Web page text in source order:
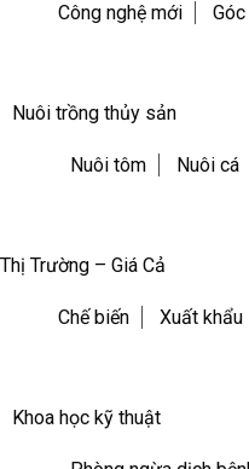
Công nghệ mới
Nuôi trồng thủy sản
Nuôi tôm Nuôi cá
Thị Trường – Giá Cả
Chế biến Xuất khẩu
Khoa học kỹ thuật